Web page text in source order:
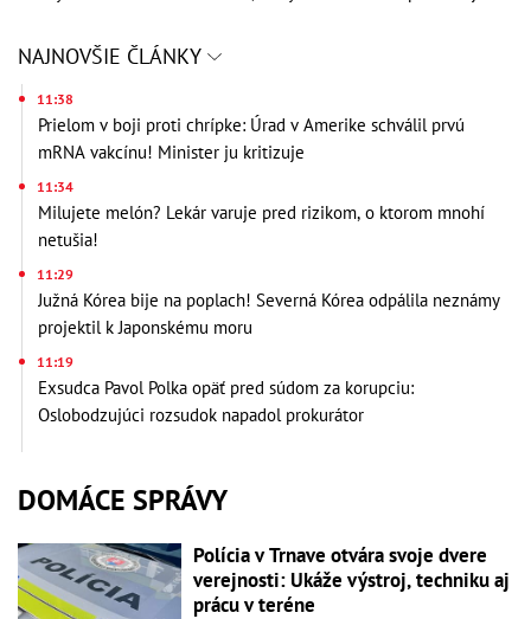
NAJNOVŠIE ČLÁNKY
11:38
Prielom v boji proti chrípke: Úrad v Amerike schválil prvú
mRNA vakcínu! Minister ju kritizuje
11:34
Milujete melón? Lekár varuje pred rizikom, o ktorom mnohí
netušia!
11:29
Južná Kórea bije na poplach! Severná Kórea odpálila neznámy
projektil k Japonskému moru
11:19
Exsudca Pavol Polka opäť pred súdom za korupciu:
Oslobodzujúci rozsudok napadol prokurátor
DOMÁCE SPRÁVY
Polícia v Trnave otvára svoje dvere
verejnosti: Ukáže výstroj, techniku aj
prácu v teréne